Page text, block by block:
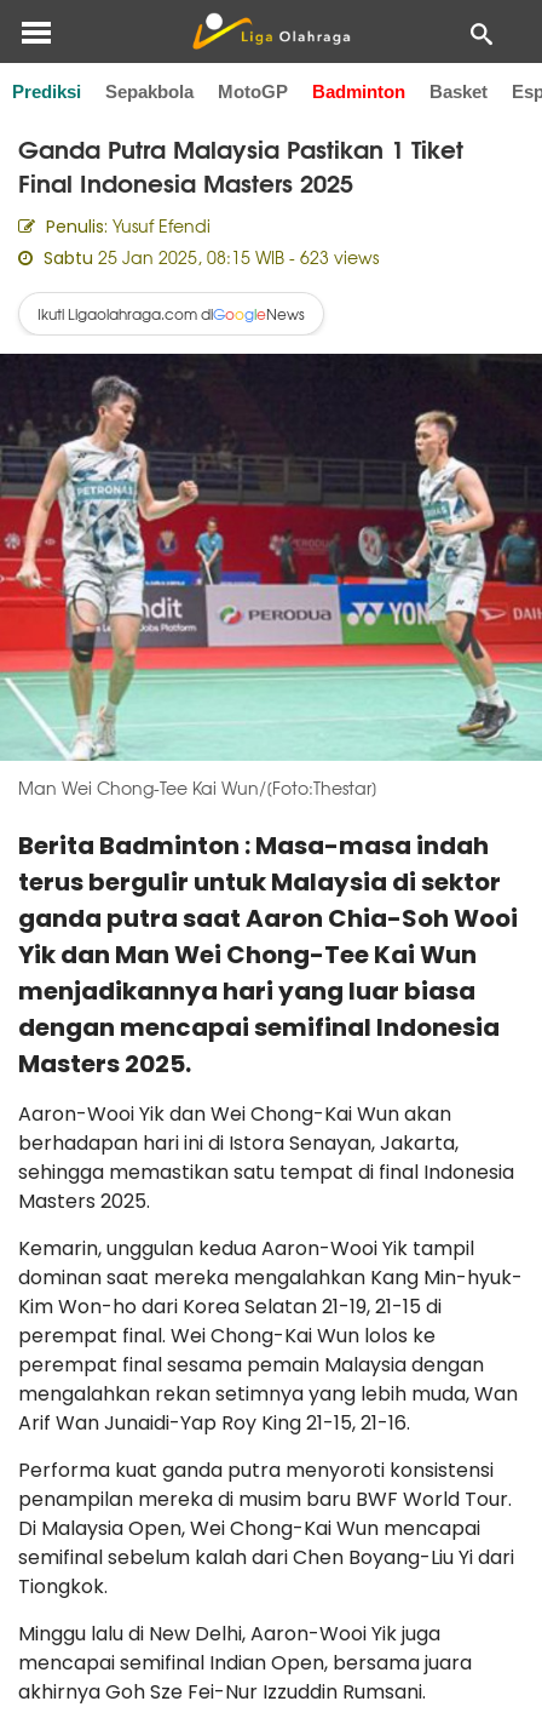
Prediksi Sepakbola MotoGP Badminton Basket
Home Badminton
Ganda Putra Malaysia Pastikan 1 Tiket
Final Indonesia Masters 2025
Penulis: Yusuf Efendi
Sabtu 25 Jan 2025, 08:15 WIB - 623 views
Ikuti Ligaolahraga.com diGoogleNews
Man Wei Chong-Tee Kai Wun/[Foto:Thestar]
Berita Badminton : Masa-masa indah
terus bergulir untuk Malaysia di sektor
ganda putra saat Aaron Chia-Soh Wooi
Yik dan Man Wei Chong-Tee Kai Wun
menjadikannya hari yang luar biasa
dengan mencapai semifinal Indonesia
Masters 2025.
Aaron-Wooi Yik dan Wei Chong-Kai Wun akan
berhadapan hari ini di Istora Senayan, Jakarta,
sehingga memastikan satu tempat di final Indonesia
Masters 2025.
Kemarin, unggulan kedua Aaron-Wooi Yik tampil
dominan saat mereka mengalahkan Kang Min-hyuk-
Kim Won-ho dari Korea Selatan 21-19, 21-15 di
perempat final. Wei Chong-Kai Wun lolos ke
perempat final sesama pemain Malaysia dengan
mengalahkan rekan setimnya yang lebih muda, Wan
Arif Wan Junaidi-Yap Roy King 21-15, 21-16.
Performa kuat ganda putra menyoroti konsistensi
penampilan mereka di musim baru BWF World Tour.
Di Malaysia Open, Wei Chong-Kai Wun mencapai
semifinal sebelum kalah dari Chen Boyang-Liu Yi dari
Tiongkok.
Minggu lalu di New Delhi, Aaron-Wooi Yik juga
mencapai semifinal Indian Open, bersama juara
akhirnya Goh Sze Fei-Nur Izzuddin Rumsani.